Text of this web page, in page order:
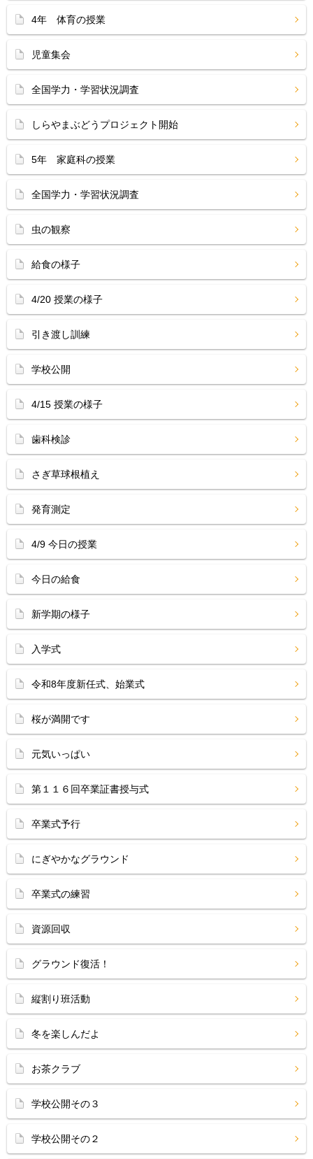
4年 体育の授業
児童集会
全国学力・学習状況調査
しらやまぶどうプロジェクト開始
5年 家庭科の授業
全国学力・学習状況調査
虫の観察
給食の様子
4/20 授業の様子
引き渡し訓練
学校公開
4/15 授業の様子
歯科検診
さぎ草球根植え
発育測定
4/9 今日の授業
今日の給食
新学期の様子
入学式
令和8年度新任式、始業式
桜が満開です
元気いっぱい
第１１６回卒業証書授与式
卒業式予行
にぎやかなグラウンド
卒業式の練習
資源回収
グラウンド復活！
縦割り班活動
冬を楽しんだよ
お茶クラブ
学校公開その３
学校公開その２